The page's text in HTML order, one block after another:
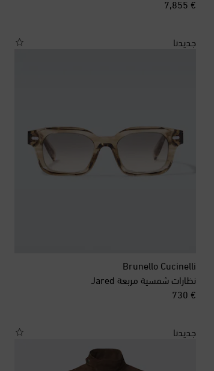
€ 7,855
جديدنا
Brunello Cucinelli
نظارات شمسية مربعة Jared
€ 730
original price
جديدنا